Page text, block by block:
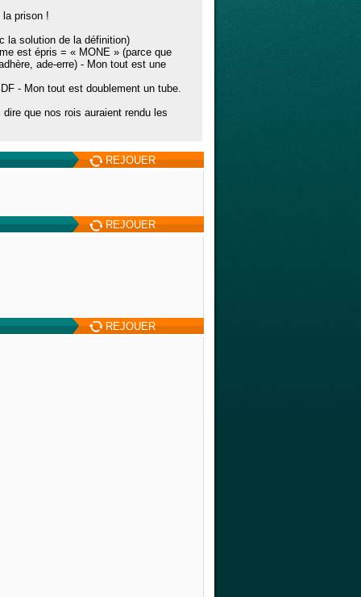
prison !
la solution de la définition)
est épris = « MONE » (parce que
ade-erre) - Mon tout est une
- Mon tout est doublement un tube.
que nos rois auraient rendu les
REJOUER
REJOUER
REJOUER